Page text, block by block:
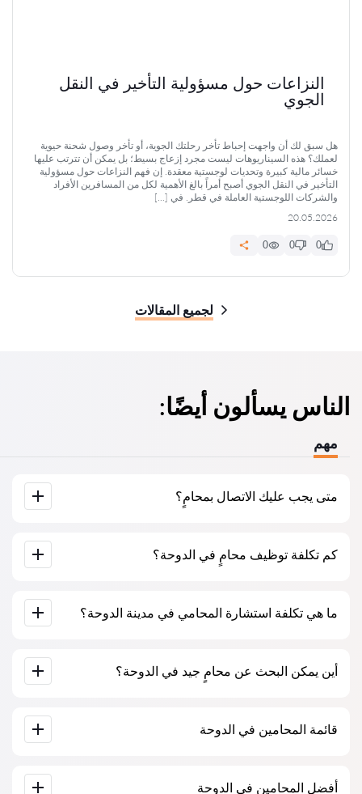
النزاعات حول مسؤولية التأخير في النقل
الجوي
هل سبق لك أن واجهت إحباط تأخر رحلتك الجوية، أو تأخر وصول شحنة حيوية
لعملك؟ هذه السيناريوهات ليست مجرد إزعاج بسيط؛ بل يمكن أن تترتب عليها
خسائر مالية كبيرة وتحديات لوجستية معقدة. إن فهم النزاعات حول مسؤولية
التأخير في النقل الجوي أصبح أمراً بالغ الأهمية لكل من المسافرين الأفراد
والشركات اللوجستية العاملة في قطر. في […]
20.05.2026
0
0
0
لجميع المقالات
الناس يسألون أيضًا:
مهم
متى يجب عليك الاتصال بمحامٍ؟
عندما يجب عليك الاتصال بمحامٍ؟ يتخذ الناس قرار زيارة المحامي
عندما يواجهون صعوبات كبيرة. غالبًا ما يُطلب المساعدة المهنية
للمحامي في الدوحة عندما تكون القضية قد ذهبت بالفعل إلى
نوصي بعدم التأخير في الاتصال وحل المشكلة في “المهد”.
كم تكلفة توظيف محامٍ في الدوحة؟
يتم تحديد أسعار خدمات المحامين حسب حجم العمل ومدى تعقيد
القضية. تبدأ خدمات المحامين بمتوسط ​​500 ريال قطري. اختيار
المرشحين على أساس التقييمات والآراء. كثير منهم لديهم أمثلة
ما هي تكلفة استشارة المحامي في مدينة الدوحة؟
تبدأ استشارة المحامين في الدوحة من 500 ريال قطري وأكثر (قد
تختلف الأسعار حسب تعقيد المسألة وشكل الرد).
أين يمكن البحث عن محامٍ جيد في الدوحة؟
يمكن القيام بذلك على موقع البحث عن المحامين القطري Jur-
qa.com مجانًا تمامًا. من المهم معرفة أن البحث السهل والتواصل
مع المتخصص متاحان مجانًا، ولكن الاستشارة والخدمات التي
قائمة المحامين في الدوحة
قاعدة بيانات كاملة للمحامين في الدوحة على شكل قائمة، خصيصًا
لكم. سيرة ذاتية كاملة للمحامين مع أرقام هواتفهم.
أفضل المحامين في الدوحة